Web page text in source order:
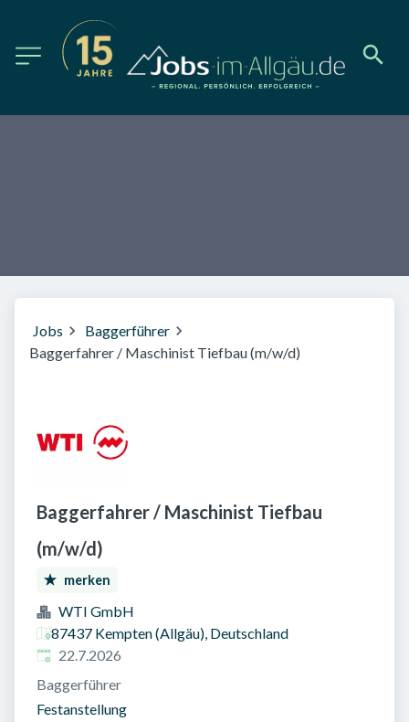
Jobs
Baggerführer
Baggerfahrer / Maschinist Tiefbau (m/w/d)
Baggerfahrer / Maschinist Tiefbau
(m/w/d)
merken
WTI GmbH
87437 Kempten (Allgäu), Deutschland
Veröffentlicht am
22.7.2026
Baggerführer
Festanstellung